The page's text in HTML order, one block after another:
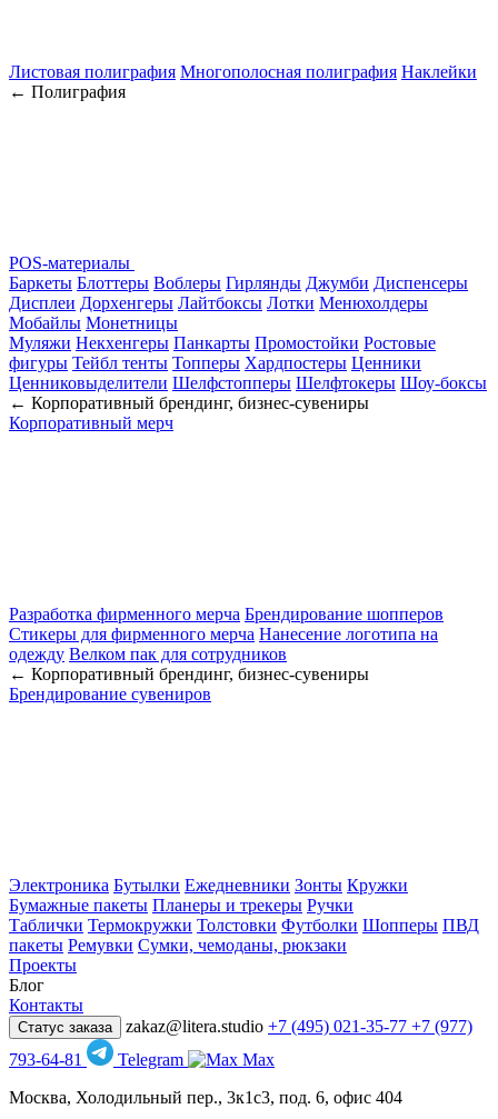
Листовая полиграфия Многополосная полиграфия Наклейки
← Полиграфия
POS-материалы
Баркеты Блоттеры Воблеры Гирлянды Джумби Диспенсеры
Дисплеи Дорхенгеры Лайтбоксы Лотки Менюхолдеры
Мобайлы Монетницы
Муляжи Некхенгеры Панкарты Промостойки Ростовые
фигуры Тейбл тенты Топперы Хардпостеры Ценники
Ценниковыделители Шелфстопперы Шелфтокеры Шоу-боксы
← Корпоративный брендинг, бизнес-сувениры
Корпоративный мерч
Разработка фирменного мерча Брендирование шопперов
Стикеры для фирменного мерча Нанесение логотипа на
одежду Велком пак для сотрудников
← Корпоративный брендинг, бизнес-сувениры
Брендирование сувениров
Электроника Бутылки Ежедневники Зонты Кружки
Бумажные пакеты Планеры и трекеры Ручки
Таблички Термокружки Толстовки Футболки Шопперы ПВД
пакеты Ремувки Сумки, чемоданы, рюкзаки
Проекты
Блог
Контакты
Статус заказа zakaz@litera.studio +7 (495) 021-35-77 +7 (977)
793-64-81
Telegram
Max
Москва, Холодильный пер., 3к1с3, под. 6, офис 404